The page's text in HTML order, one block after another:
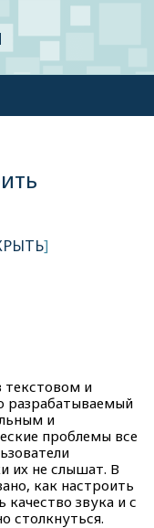
]
и
разрабатываемый
и
проблемы все
их не слышат. В
как настроить
звука и с
столкнуться.